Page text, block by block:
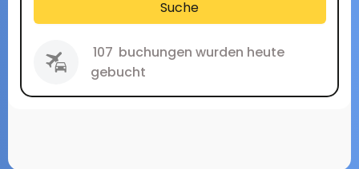
Suche
107 buchungen wurden heute
gebucht